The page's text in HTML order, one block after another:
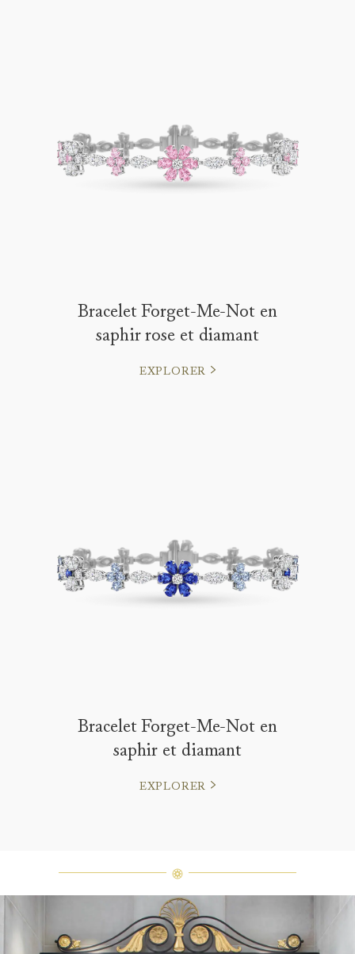
Bracelet Forget-Me-Not en
saphir rose et diamant
EXPLORER
Bracelet Forget-Me-Not en
saphir et diamant
EXPLORER